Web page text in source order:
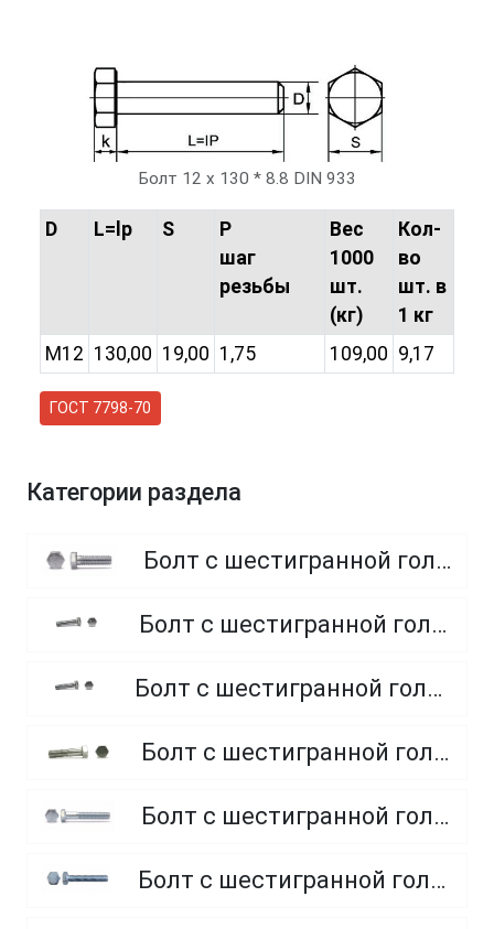
Болт 12 х 130 * 8.8 DIN 933
D L=lp S
P
шаг
резьбы
Вес
1000
шт.
(кг)
Кол-
во
шт. в
1 кг
M12 130,00 19,00 1,75 109,00 9,17
ГОСТ 7798-70
Категории раздела
Болт с шестигранной головкой, полная резьба, класс прочности 8.8
Болт с шестигранной головкой, полная резьба, класс прочности 4.8 и 5.8
Болт с шестигранной головкой, полная резьба, из нержавеющей стали A2 и A4
Болт с шестигранной головкой, неполная резьба, класс прочности 5.8
Болт с шестигранной головкой, неполная резьба, класс прочности 8.8
Болт с шестигранной головкой, полная резьба, класс прочности 10.9 и 12.9